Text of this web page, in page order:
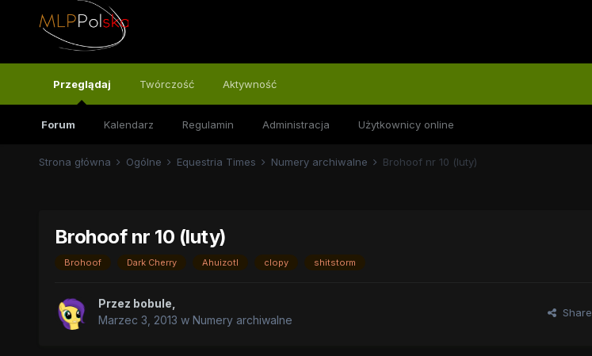
Przeglądaj
Forum Kalendarz Regulamin Administracja Użytkownicy online
Twórczość Aktywność
Strona główna Ogólne Equestria Times Numery archiwalne Brohoof nr 10 (luty)
Brohoof nr 10 (luty)
Brohoof Dark Cherry Ahuizotl clopy shitstorm
Przez bobule
Marzec 3, 2013 w Numery archiwalne
Share